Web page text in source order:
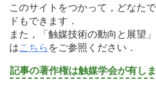
このサイトをつかって，どなた
ドもできます．
また，「触媒技術の動向と展望
はこちら をご参照ください．
記事の著作権は触媒学会が有しま